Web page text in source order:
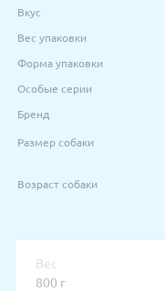
Вкус
Вес упаковки
Форма упаковки
Особые серии
Бренд
Размер собаки
Возраст собаки
Вес
800 г